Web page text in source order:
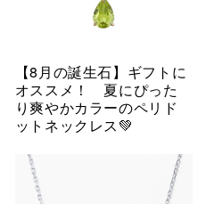
【8月の誕生石】ギフトに
オススメ！ 夏にぴった
り爽やかカラーのペリド
ットネックレス💚